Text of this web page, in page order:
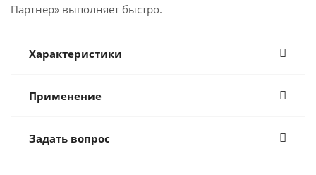
Партнер» выполняет быстро.
Характеристики
Применение
Задать вопрос